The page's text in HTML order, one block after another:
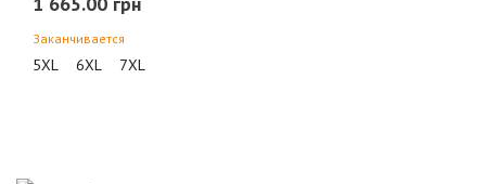
Заканчивается
5XL 6XL 7XL